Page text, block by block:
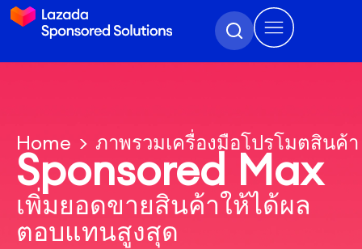
Home ภาพรวมเครื่องมือโปรโมตสินค้า
Sponsored Max
เพิ่มยอดขายสินค้าให้ได้ผล
ตอบแทนสูงสุด